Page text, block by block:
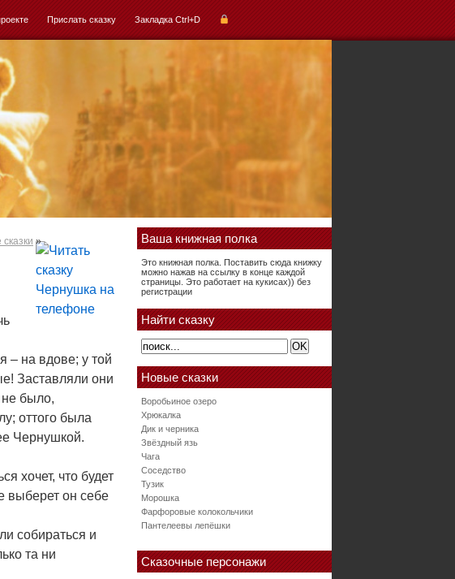
Прислать сказку Закладка Ctrl+D
»
– на вдове; у той
Заставляли они
не было,
оттого была
Чернушкой.
хочет, что будет
выберет он себе
собираться и
та ни
Ваша книжная полка
Это книжная полка. Поставить сюда книжку
можно нажав на ссылку в конце каждой
страницы. Это работает на кукисах)) без
регистрации
Найти сказку
Новые сказки
Воробьиное озеро
Хрюкалка
Дик и черника
Звёздный язь
Чага
Соседство
Тузик
Морошка
Фарфоровые колокольчики
Пантелеевы лепёшки
Сказочные персонажи